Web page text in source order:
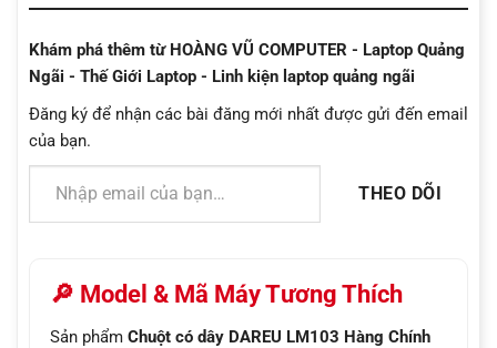
Khám phá thêm từ HOÀNG VŨ COMPUTER - Laptop Quảng
Ngãi - Thế Giới Laptop - Linh kiện laptop quảng ngãi
Đăng ký để nhận các bài đăng mới nhất được gửi đến email
của bạn.
Nhập email của bạn…
THEO DÕI
🔎 Model & Mã Máy Tương Thích
Sản phẩm Chuột có dây DAREU LM103 Hàng Chính